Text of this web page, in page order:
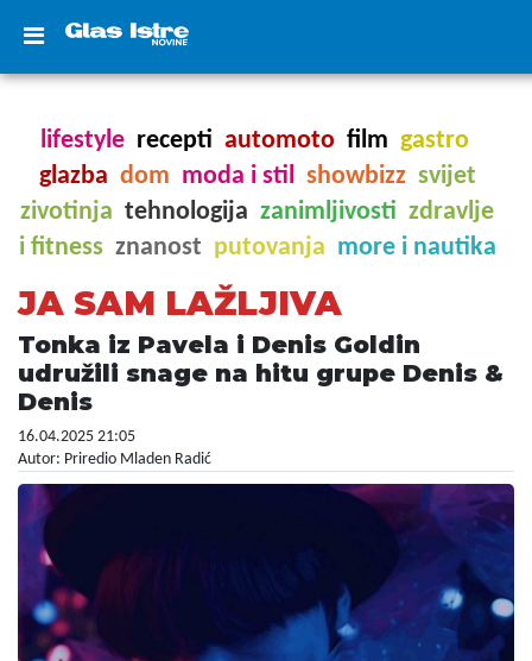
lifestyle recepti automoto film gastro
glazba dom moda i stil showbizz svijet
zivotinja tehnologija zanimljivosti zdravlje
i fitness znanost putovanja more i nautika
JA SAM LAŽLJIVA
Tonka iz Pavela i Denis Goldin
udružili snage na hitu grupe Denis &
Denis
16.04.2025 21:05
Autor: Priredio Mladen Radić